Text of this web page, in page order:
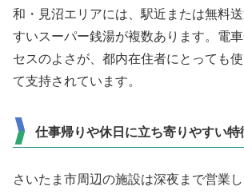
和・見沼エリアには、駅近または無料
すいスーパー銭湯が複数あります。電
セスのよさが、都内在住者にとっても
て支持されています。
仕事帰りや休日に立ち寄りやすい特
さいたま市周辺の施設は深夜まで営業